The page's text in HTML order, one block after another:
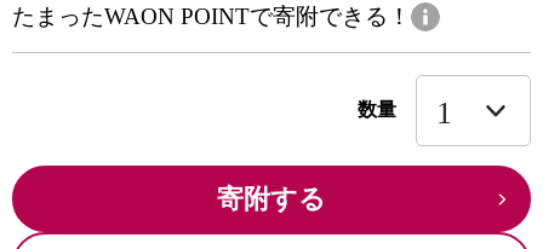
たまったWAON POINTで寄附できる！
数量
寄附する